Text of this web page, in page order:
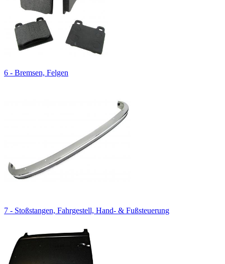
6 - Bremsen, Felgen
7 - Stoßstangen, Fahrgestell, Hand- & Fußsteuerung